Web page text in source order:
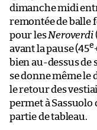
dimanche midi
remontée de balle
pour lesNeroverdi
avant la pause (45e
bien au-dessus de
se donne même le
le retour des
permet à
partie de tableau.